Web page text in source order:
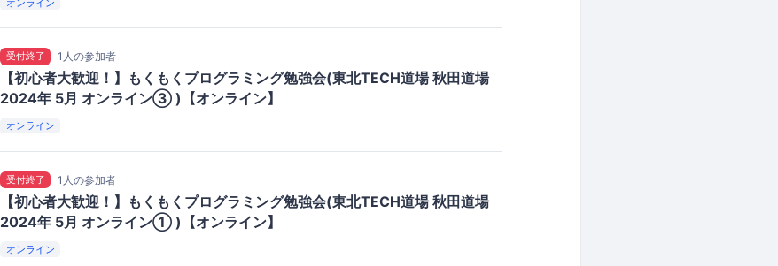
受付終了 1人の参加者
【初心者大歓迎！】もくもくプログラミング勉強会(東北TECH道場 秋田道場
2024年 5月 オンライン③ )【オンライン】
オンライン
受付終了 1人の参加者
【初心者大歓迎！】もくもくプログラミング勉強会(東北TECH道場 秋田道場
2024年 5月 オンライン① )【オンライン】
オンライン